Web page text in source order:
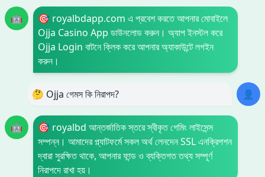
🤖
🎯 royalbdapp.com এ প্রবেশ করতে আপনার মোবাইলে
Ojja Casino App ডাউনলোড করুন। অ্যাপ ইনস্টল করে
Ojja Login বাটনে ক্লিক করে আপনার অ্যাকাউন্টে লগইন
করুন।
🤔 Ojja গেমস কি নিরাপদ? 👤
🤖
🎯 royalbd আন্তর্জাতিক স্তরে স্বীকৃত গেমিং লাইসেন্স
সম্পন্ন। আমাদের প্ল্যাটফর্মে সকল অর্থ লেনদেন SSL এনক্রিপশন
দ্বারা সুরক্ষিত থাকে, আপনার ফান্ড ও ব্যক্তিগত তথ্য সম্পূর্ণ
নিরাপদে রাখা হয়।